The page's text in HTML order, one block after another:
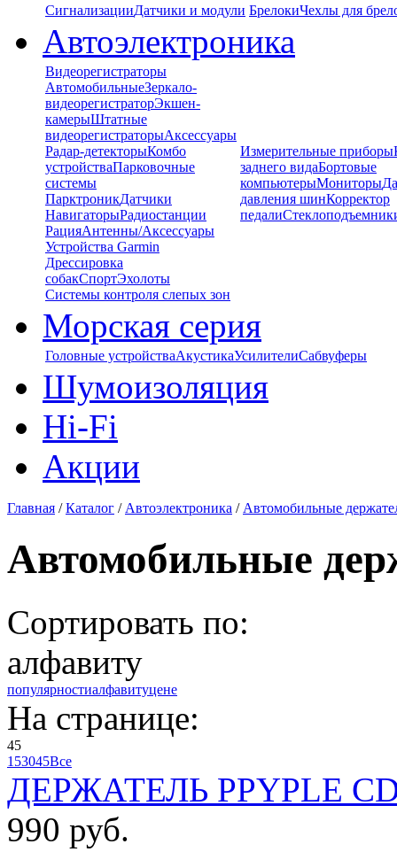
СигнализацииДатчики и модули БрелокиЧехлы для
Автоэлектроника
Видеорегистраторы
АвтомобильныеЗеркало-
видеорегистраторЭкшен-
камерыШтатные
видеорегистраторыАксессуары
Радар-детекторыКомбо
устройстваПарковочные
системы
ПарктроникДатчики
НавигаторыРадиостанции
РацияАнтенны/Аксессуары
Устройства Garmin
Дрессировка
собакСпортЭхолоты
Системы контроля слепых зон
Измерительные приборы
заднего видаБортовые
компьютерыМониторы
давления шинКорректор
педали
Морская серия
Головные устройстваАкустикаУсилителиСабвуферы
Шумоизоляция
Hi-Fi
Акции
Главная /Каталог / Автоэлектроника / Автомобильные
Автомобильные
Сортировать по:
алфавиту
популярностиалфавитуцене
На странице:
45
153045Все
ДЕРЖАТЕЛЬ PPYPLE
990 руб.